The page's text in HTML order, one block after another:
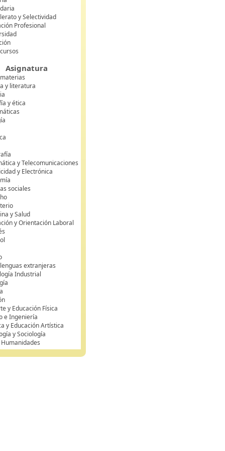
y Selectividad
Profesional
Asignatura
y literatura
y ética
y Telecomunicaciones
y Electrónica
sociales
y Salud
y Orientación Laboral
extranjeras
Industrial
y Educación Física
e Ingeniería
y Educación Artística
y Sociología